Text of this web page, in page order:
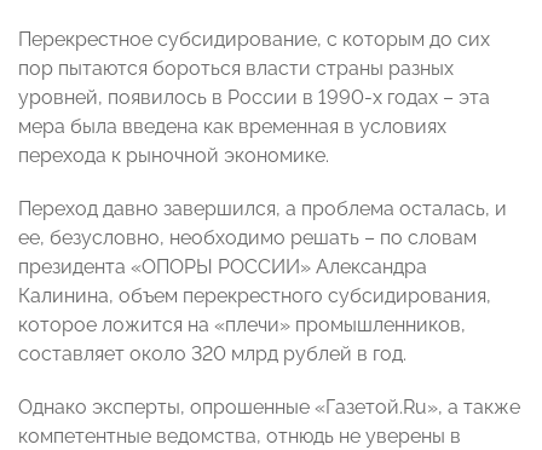
Перекрестное субсидирование, с которым до сих
пор пытаются бороться власти страны разных
уровней, появилось в России в 1990-х годах – эта
мера была введена как временная в условиях
перехода к рыночной экономике.
Переход давно завершился, а проблема осталась, и
ее, безусловно, необходимо решать – по словам
президента «ОПОРЫ РОССИИ» Александра
Калинина, объем перекрестного субсидирования,
которое ложится на «плечи» промышленников,
составляет около 320 млрд рублей в год.
Однако эксперты, опрошенные «Газетой.Ru», а также
компетентные ведомства, отнюдь не уверены в